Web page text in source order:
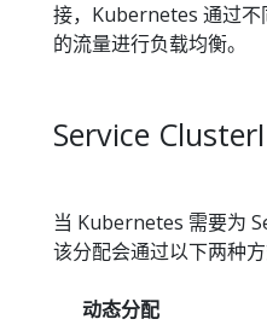
接，Kubernetes 通过不
的流量进行负载均衡。
Service
当 Kubernetes 需要为
该分配会通过以下两种方
动态分配